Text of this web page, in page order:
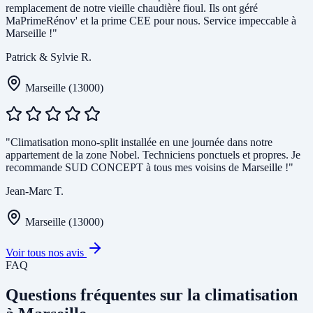
remplacement de notre vieille chaudière fioul. Ils ont géré
MaPrimeRénov' et la prime CEE pour nous. Service impeccable à
Marseille !"
Patrick & Sylvie R.
Marseille (13000)
"Climatisation mono-split installée en une journée dans notre
appartement de la zone Nobel. Techniciens ponctuels et propres. Je
recommande SUD CONCEPT à tous mes voisins de Marseille !"
Jean-Marc T.
Marseille (13000)
Voir tous nos avis
FAQ
Questions fréquentes sur la climatisation